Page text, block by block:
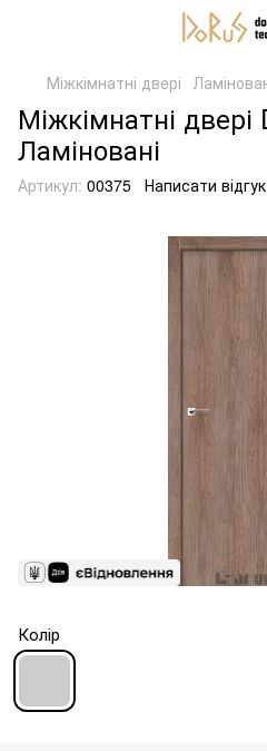
Міжкімнатні двері
Міжкімнатні
Ламіновані
Артикул: 00375 Написати відгук
Колір